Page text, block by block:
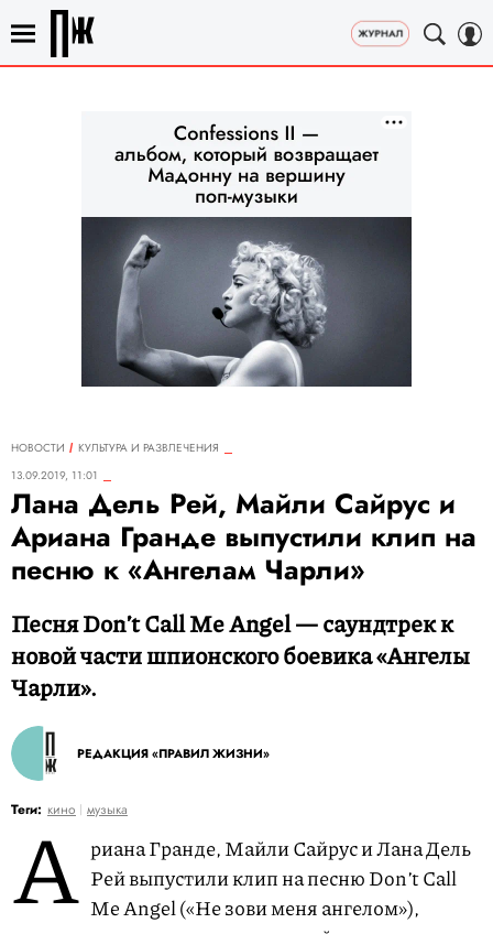
НОВОСТИ
КУЛЬТУРА И РАЗВЛЕЧЕНИЯ
13.09.2019, 11:01
Лана Дель Рей, Майли Сайрус и
Ариана Гранде выпустили клип на
песню к «Ангелам Чарли»
Песня Donʼt Call Me Angel — саундтрек к
новой части шпионского боевика «Ангелы
Чарли».
РЕДАКЦИЯ «ПРАВИЛ ЖИЗНИ»
Теги: кино музыка
А риана Гранде, Майли Сайрус и Лана Дель
Рей выпустили клип на песню Donʼt Call
Me Angel («Не зови меня ангелом»),